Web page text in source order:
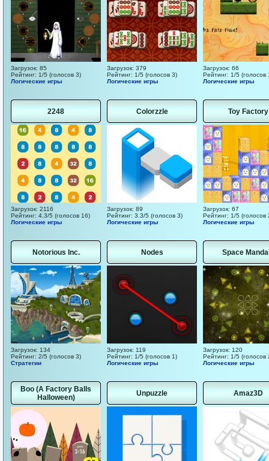
Загрузок: 85
Рейтинг: 1/5 (голосов 3)
Логические игры
Загрузок: 379
Рейтинг: 1/5 (голосов 3)
Логические игры
Загрузок: 66
Рейтинг: 1/5 (голосов
Логические игры
2248
Загрузок: 2116
Рейтинг: 4.3/5 (голосов 16)
Логические игры
Colorzzle
Загрузок: 89
Рейтинг: 3.3/5 (голосов 3)
Логические игры
Toy Factory
Загрузок: 67
Рейтинг: 1/5 (голосов
Логические игры
Notorious Inc.
Загрузок: 134
Рейтинг: 2/5 (голосов 3)
Стратегии
Nodes
Загрузок: 119
Рейтинг: 1/5 (голосов 1)
Логические игры
Space
Загрузок: 120
Рейтинг: 1/5 (голосов
Логические игры
Boo (A Factory Balls
Halloween)
Unpuzzle Amaz3D